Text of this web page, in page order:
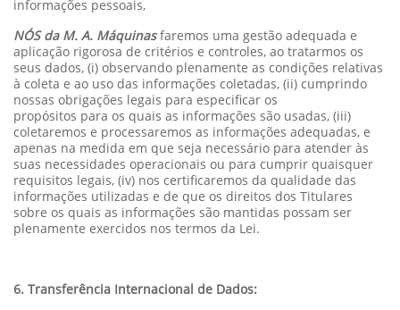
informações pessoais,
NÓS da M. A. Máquinasfaremos uma gestão adequada e
aplicação rigorosa de critérios e controles, ao tratarmos os
seus dados, (i) observando plenamente as condições relativas
à coleta e ao uso das informações coletadas, (ii) cumprindo
nossas obrigações legais para especificar os
propósitos para os quais as informações são usadas, (iii)
coletaremos e processaremos as informações adequadas, e
apenas na medida em que seja necessário para atender às
suas necessidades operacionais ou para cumprir quaisquer
requisitos legais, (iv) nos certificaremos da qualidade das
informações utilizadas e de que os direitos dos Titulares
sobre os quais as informações são mantidas possam ser
plenamente exercidos nos termos da Lei.
6. Transferência Internacional de Dados: